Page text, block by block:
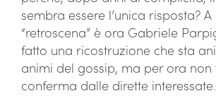
sembra essere l’unica risposta?
“retroscena” è ora Gabriele
fatto una ricostruzione che sta
animi del gossip, ma per ora
conferma dalle dirette interessate.